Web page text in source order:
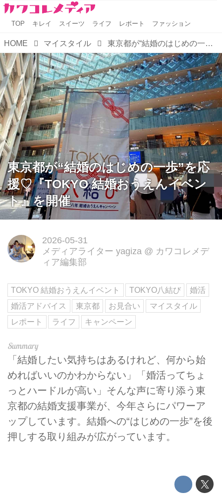
TOP キレイ スイーツ ライフ レポート ファッション
HOME マイスタイル 東京都が“結婚のはじめの一歩”を応援♡『TOKYO 結婚おうえんイベント』を開催
東京都が“結婚のはじめの一歩”を応
援♡『TOKYO 結婚おうえんイベン
ト』を開催
2026-05-31
メディアライター yagiza @ カワコレメデ
ィア編集部
TOKYO 結婚おうえんイベント TOKYO八結び
婚活
婚活アドバイス
東京都 お見合い
マイスタイル
レポート
ライフ キャンペーン
「結婚したい気持ちはあるけれど、何から始
めればいいのかわからない」「婚活ってちょ
っとハードルが高い」そんな声に寄り添う東
京都の結婚支援事業が、今年さらにパワーア
ップしています。結婚への“はじめの一歩”を後
押しする取り組みが広がっています。